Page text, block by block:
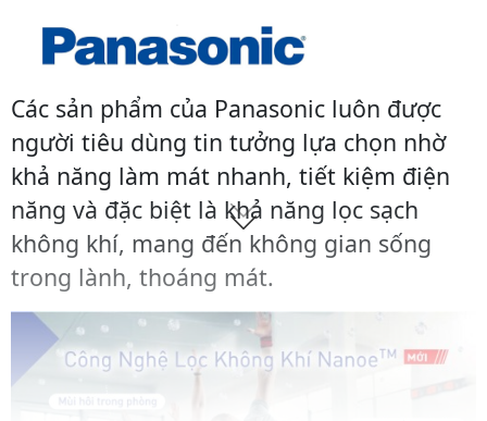
Các sản phẩm của Panasonic luôn được
người tiêu dùng tin tưởng lựa chọn nhờ
khả năng làm mát nhanh, tiết kiệm điện
năng và đặc biệt là khả năng lọc sạch
không khí, mang đến không gian sống
trong lành, thoáng mát.